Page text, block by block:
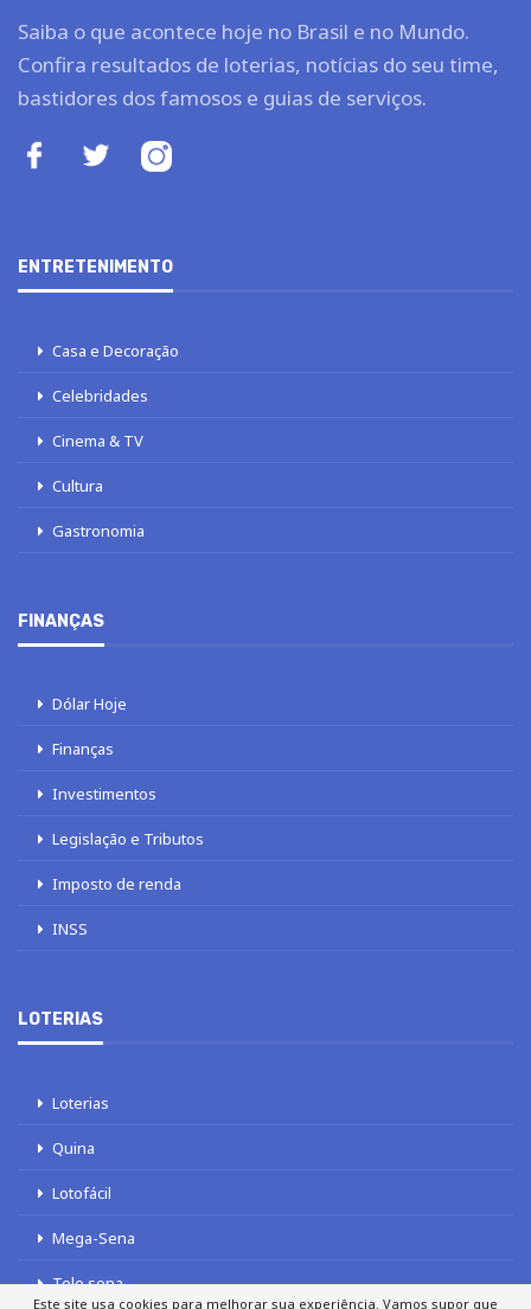
Saiba o que acontece hoje no Brasil e no Mundo.
Confira resultados de loterias, notícias do seu time,
bastidores dos famosos e guias de serviços.
ENTRETENIMENTO
Casa e Decoração
Celebridades
Cinema & TV
Cultura
Gastronomia
FINANÇAS
Dólar Hoje
Finanças
Investimentos
Legislação e Tributos
Imposto de renda
INSS
LOTERIAS
Loterias
Quina
Lotofácil
Mega-Sena
Tele sena
Este site usa cookies para melhorar sua experiência. Vamos supor que